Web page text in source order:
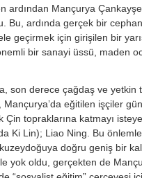
ardından Mançurya
Bu, ardında gerçek bir
geçirmek için girişilen bir
bir sanayi üssü, maden
son derece çağdaş ve
Mançurya’da eği­tilen işçiler
topraklarına katmayı
Ki Lin); Liao Ning. Bu
doğru geniş bir
yok oldu, gerçekten de